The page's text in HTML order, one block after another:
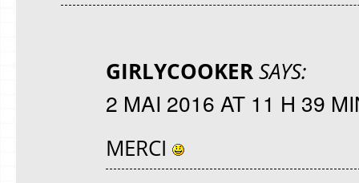
GIRLYCOOKERSAYS:
2 MAI 2016 AT 11 H 39
MERCI